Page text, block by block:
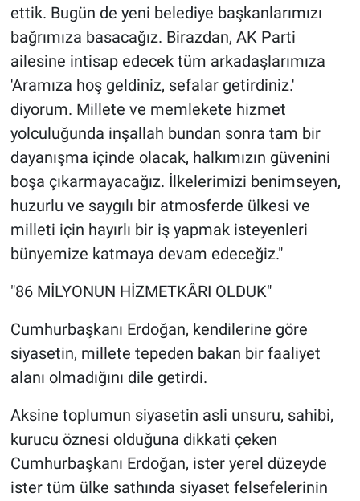
ettik. Bugün de yeni belediye başkanlarımızı
bağrımıza basacağız. Birazdan, AK Parti
ailesine intisap edecek tüm arkadaşlarımıza
'Aramıza hoş geldiniz, sefalar getirdiniz.'
diyorum. Millete ve memlekete hizmet
yolculuğunda inşallah bundan sonra tam bir
dayanışma içinde olacak, halkımızın güvenini
boşa çıkarmayacağız. İlkelerimizi benimseyen,
huzurlu ve saygılı bir atmosferde ülkesi ve
milleti için hayırlı bir iş yapmak isteyenleri
bünyemize katmaya devam edeceğiz."
"86 MİLYONUN HİZMETKÂRI OLDUK"
Cumhurbaşkanı Erdoğan, kendilerine göre
siyasetin, millete tepeden bakan bir faaliyet
alanı olmadığını dile getirdi.
Aksine toplumun siyasetin asli unsuru, sahibi,
kurucu öznesi olduğuna dikkati çeken
Cumhurbaşkanı Erdoğan, ister yerel düzeyde
ister tüm ülke sathında siyaset felsefelerinin